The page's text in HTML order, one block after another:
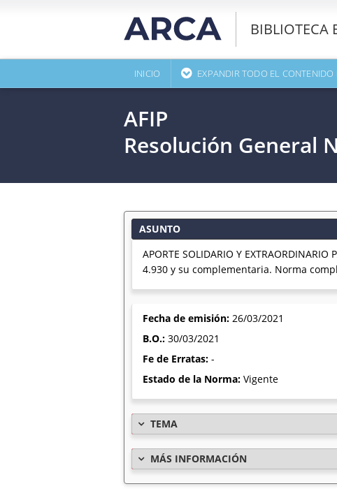
BIBLIOTECA
INICIO EXPANDIR TODO EL
AFIP
Resolución General
ASUNTO
APORTE SOLIDARIO Y
4.930 y su complementaria. Norma
Fecha de emisión: 26/03/2021
B.O.: 30/03/2021
Fe de Erratas: -
Estado de la Norma: Vigente
TEMA
MÁS INFORMACIÓN